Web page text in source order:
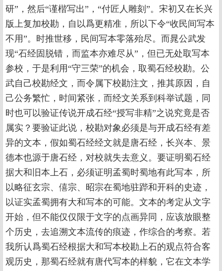
研”，然后“谨楷写出”，“付匠人雕刻”。宋初又在长兴
版上复加校勘，自以爲更精准，所以下令“收民间写本
不用”。时推世移，民间写本零落殆尽。而晁公武发
现“石经固脱错，而监本亦难尽从”，但已无处取写本
参校，于是利用“守三荣”的机会，取蜀石经校勘。公
武自己校勘经文，而令属下校勘注文，推其原因，自
己公务繁忙，时间紧张，而经文关系到科举试题，同
时也可以验证传说开成石经“授写非精”之说究竟是否
属实？要验证此说，校勘对象必须是与开成石经有差
异的文本，假如蜀石经经文就是唐石经，长兴本、景
德本也源于唐石经，对校就失去意义。要证明蜀石经
据大和旧本上石，必须证明孟蜀时蜀地有此写本，所
以略征玄宗、僖宗、昭宗在蜀地驻跸和开科的史迹，
以证实孟蜀拥有大和写本的可能。文本的考定从文字
开始，但不能仅仅限于文字的点画异同，应该放眼整
个历史，去追溯文本流传的痕迹，作综合的考察。若
我所认爲蜀石经根据大和写本校勘上石的观点符合客
观历史，那蜀石经就有唐代写本的样貌，它在文本学